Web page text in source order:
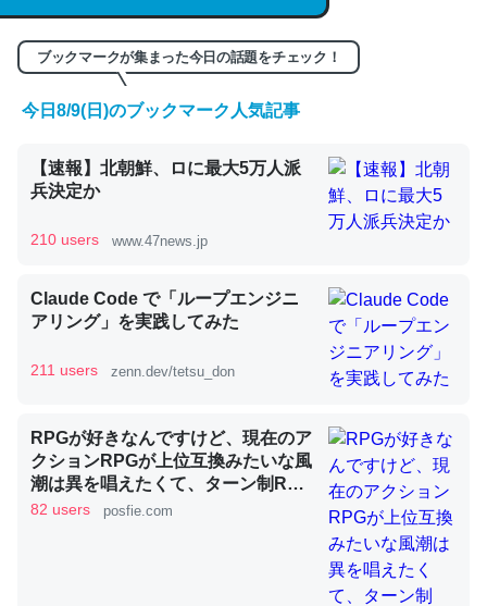
─GPTの仕組みと限界についての考察（１） - conceptualization
くらい。小説でいう「ずっと前の伏線」は回収されないけ
ど、短期記憶というには多い分量。進化すればするほど分
かりやすく強くなりそう
コオロギのカルシウム分はエビの600分の1程度。
─ニュース :: 【研究発表】昆虫学の大問題＝「昆虫はなぜ海にいな
いのか」に関する新仮説
ブックマークが集まった今日の話題をチェック！
今日8/9(日)のブックマーク人気記事
【速報】北朝鮮、ロに最大5万人派
兵決定か
210 users www.47news.jp
Claude Code で「ループエンジニ
アリング」を実践してみた
211 users zenn.dev/tetsu_don
RPGが好きなんですけど、現在のア
クションRPGが上位互換みたいな風
潮は異を唱えたくて、ターン制RPG
にはターン制の良さがあると思って
82 users posfie.com